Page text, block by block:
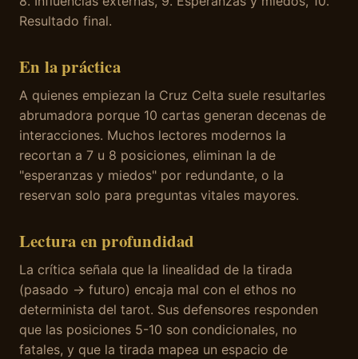
Resultado final.
En la práctica
A quienes empiezan la Cruz Celta suele resultarles
abrumadora porque 10 cartas generan decenas de
interacciones. Muchos lectores modernos la
recortan a 7 u 8 posiciones, eliminan la de
"esperanzas y miedos" por redundante, o la
reservan solo para preguntas vitales mayores.
Lectura en profundidad
La crítica señala que la linealidad de la tirada
(pasado → futuro) encaja mal con el ethos no
determinista del tarot. Sus defensores responden
que las posiciones 5-10 son condicionales, no
fatales, y que la tirada mapea un espacio de